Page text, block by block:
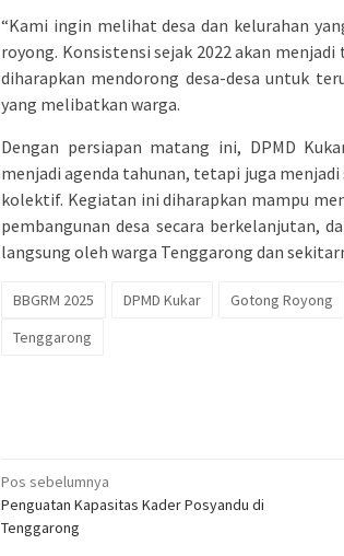
“Kami ingin melihat desa dan kelurahan
royong. Konsistensi sejak 2022 akan
diharapkan mendorong desa-desa untuk
yang melibatkan warga.
Dengan persiapan matang ini, DPMD
menjadi agenda tahunan, tetapi juga
kolektif. Kegiatan ini diharapkan mampu
pembangunan desa secara berkelanjutan,
langsung oleh warga Tenggarong dan
BBGRM 2025 DPMD Kukar Gotong Royong
Tenggarong
Navigasi
pos
Pos sebelumnya
Penguatan Kapasitas Kader Posyandu di
Tenggarong